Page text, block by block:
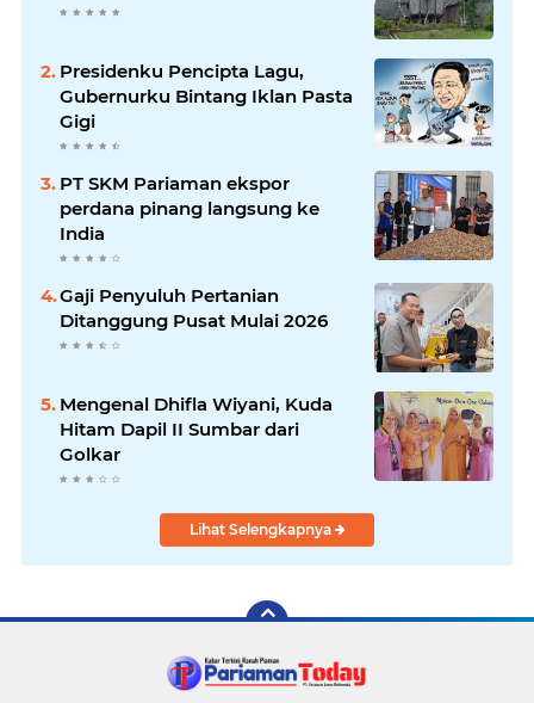
Presidenku Pencipta Lagu,
Gubernurku Bintang Iklan Pasta
Gigi
PT SKM Pariaman ekspor
perdana pinang langsung ke
India
Gaji Penyuluh Pertanian
Ditanggung Pusat Mulai 2026
Mengenal Dhifla Wiyani, Kuda
Hitam Dapil II Sumbar dari
Golkar
Lihat Selengkapnya